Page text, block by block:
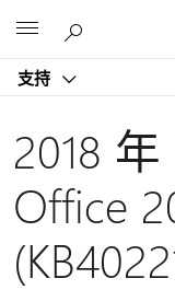
支持
2018
Office